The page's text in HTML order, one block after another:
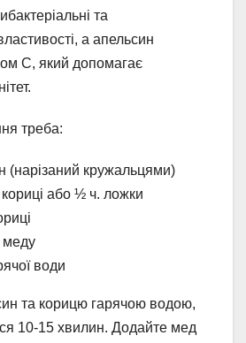
та
а апельсин
C, який допомагає
треба:
(нарізаний кружальцями)
або ½ ч. ложки
меду
води
та корицю гарячою водою,
10-15 хвилин. Додайте мед